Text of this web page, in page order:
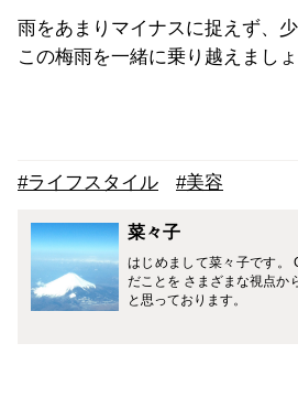
雨をあまりマイナスに捉えず、
この梅雨を一緒に乗り越えましょ
#ライフスタイル #美容
菜々子
はじめまして菜々子です。
だことを さまざまな視点か
と思っております。